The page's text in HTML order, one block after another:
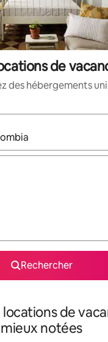
de
des hébergements
s'affichent, utilisez les
Rechercher
de
mieux notées